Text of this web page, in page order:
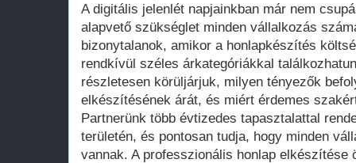
A digitális jelenlét napjainkban már nem
alapvető szükséglet minden vállalkozás
bizonytalanok, amikor a honlapkészítés
rendkívül széles árkategóriákkal
részletesen körüljárjuk, milyen tényezők
elkészítésének árát, és miért érdemes
Partnerünk több évtizedes tapasztalattal
területén, és pontosan tudja, hogy minden
vannak. A professzionális honlap